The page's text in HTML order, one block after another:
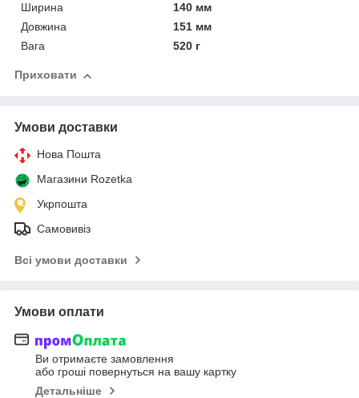
Ширина
140 мм
Довжина
151 мм
Вага
520 г
Приховати
Умови доставки
Нова Пошта
Магазини Rozetka
Укрпошта
Самовивіз
Всі умови доставки
Умови оплати
Ви отримаєте замовлення
або гроші повернуться на вашу картку
Детальніше